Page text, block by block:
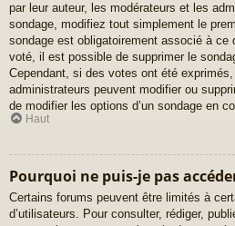
par leur auteur, les modérateurs et les
sondage, modifiez tout simplement le
sondage est obligatoirement associé à ce
voté, il est possible de supprimer le
Cependant, si des votes ont été
administrateurs peuvent modifier ou
de modifier les options d’un sondage en
Haut
Pourquoi ne puis-je pas
Certains forums peuvent être limités à
d’utilisateurs. Pour consulter, rédiger,